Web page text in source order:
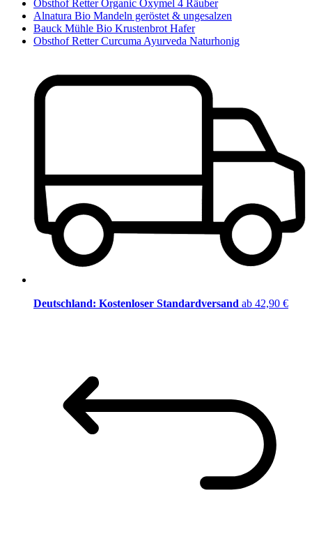
Obsthof Retter Organic Oxymel 4 Räuber
Alnatura Bio Mandeln geröstet & ungesalzen
Bauck Mühle Bio Krustenbrot Hafer
Obsthof Retter Curcuma Ayurveda Naturhonig
Deutschland: Kostenloser Standardversand ab 42,90 €